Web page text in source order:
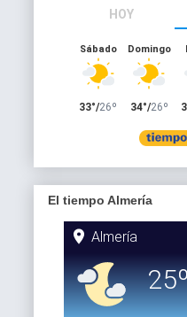
El tiempo Almería